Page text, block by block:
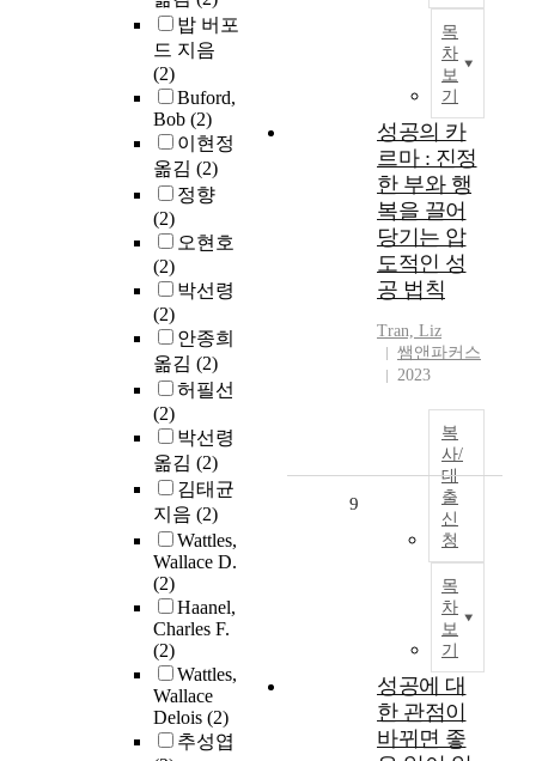
밥 버포
드 지음
(2)
Buford,
Bob (2)
이현정
옮김 (2)
정향
(2)
오현호
(2)
박선령
(2)
안종희
옮김 (2)
허필선
(2)
박선령
옮김 (2)
김태균
지음 (2)
Wattles,
Wallace D.
(2)
Haanel,
Charles F.
(2)
Wattles,
Wallace
Delois (2)
추성엽
목
차
보
기
성공의 카
르마 : 진정
한 부와 행
복을 끌어
당기는 압
도적인 성
공 법칙
Tran, Liz
쌤앤파커스
2023
복
사/
대
출
신
청
목
차
보
기
9
성공에 대
한 관점이
바뀌면 좋